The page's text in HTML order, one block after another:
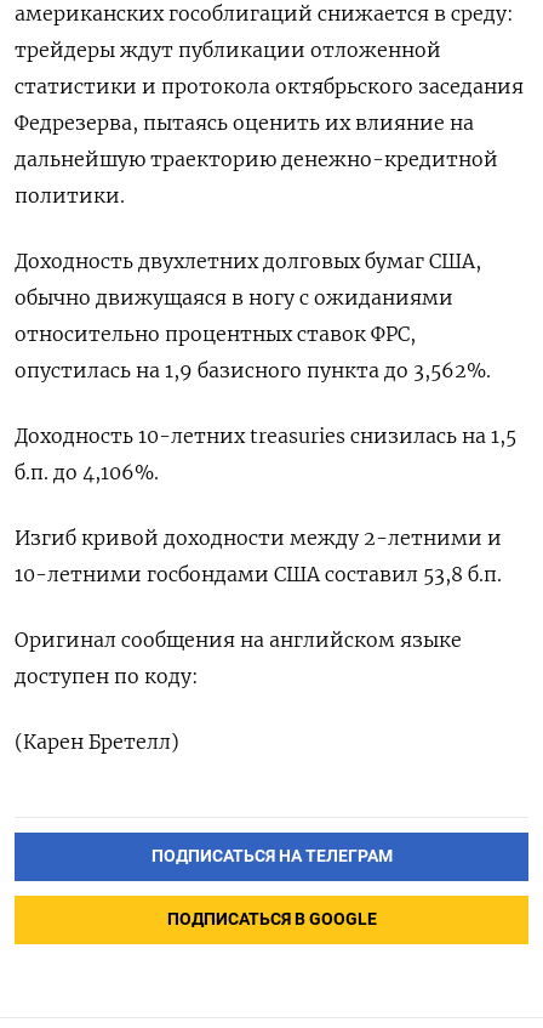
американских гособлигаций снижается в среду:
трейдеры ждут публикации отложенной
статистики и протокола октябрьского заседания
Федрезерва, пытаясь оценить их влияние на
дальнейшую траекторию денежно-кредитной
политики.
Доходность двухлетних долговых бумаг США,
обычно движущаяся в ногу с ожиданиями
относительно процентных ставок ФРС,
опустилась на 1,9 базисного пункта до 3,562%.
Доходность 10-летних treasuries снизилась на 1,5
б.п. до 4,106%.
Изгиб кривой доходности между 2-летними и
10-летними госбондами США составил 53,8 б.п.
Оригинал сообщения на английском языке
доступен по коду:
(Карен Бретелл)
ПОДПИСАТЬСЯ НА ТЕЛЕГРАМ
ПОДПИСАТЬСЯ В GOOGLE